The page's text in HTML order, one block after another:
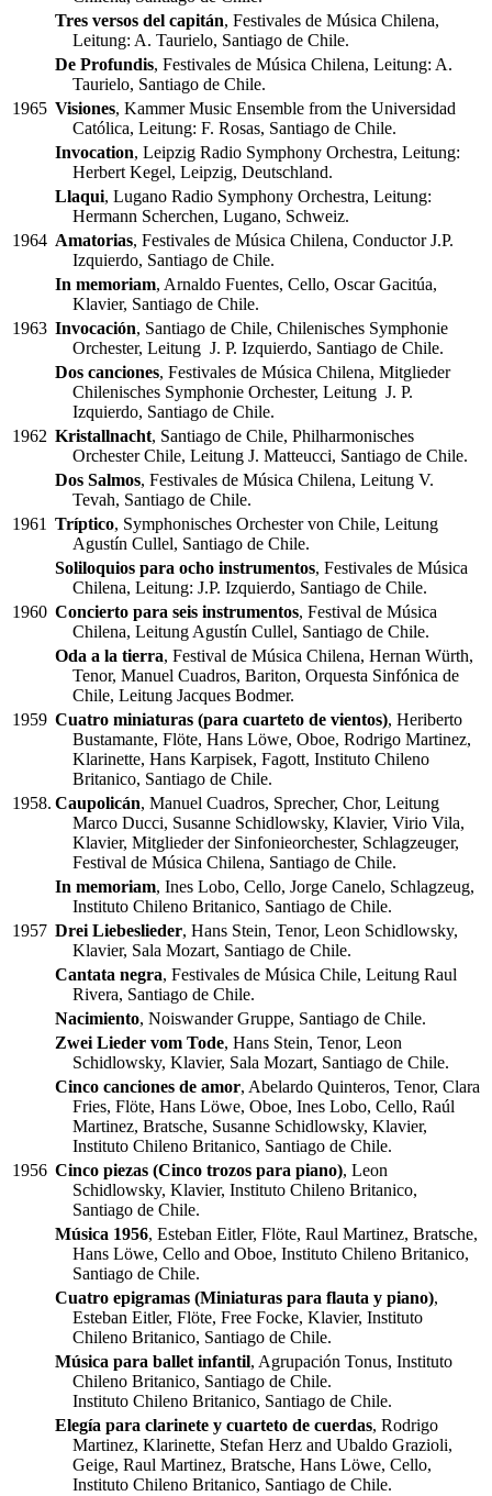
Tres versos del capitán, Festivales de Música Chilena,
Leitung: A. Taurielo, Santiago de Chile.
De Profundis, Festivales de Música Chilena, Leitung: A.
Taurielo, Santiago de Chile.
1965 Visiones, Kammer Music Ensemble from the Universidad
Católica, Leitung: F. Rosas, Santiago de Chile.
Invocation, Leipzig Radio Symphony Orchestra, Leitung:
Herbert Kegel, Leipzig, Deutschland.
Llaqui, Lugano Radio Symphony Orchestra, Leitung:
Hermann Scherchen, Lugano, Schweiz.
1964 Amatorias, Festivales de Música Chilena, Conductor J.P.
Izquierdo, Santiago de Chile.
In memoriam, Arnaldo Fuentes, Cello, Oscar Gacitúa,
Klavier, Santiago de Chile.
1963 Invocación, Santiago de Chile, Chilenisches Symphonie
Orchester, Leitung J. P. Izquierdo, Santiago de Chile.
Dos canciones, Festivales de Música Chilena, Mitglieder
Chilenisches Symphonie Orchester, Leitung J. P.
Izquierdo, Santiago de Chile.
1962 Kristallnacht, Santiago de Chile, Philharmonisches
Orchester Chile, Leitung J. Matteucci, Santiago de Chile.
Dos Salmos, Festivales de Música Chilena, Leitung V.
Tevah, Santiago de Chile.
1961 Tríptico, Symphonisches Orchester von Chile, Leitung
Agustín Cullel, Santiago de Chile.
Soliloquios para ocho instrumentos, Festivales de Música
Chilena, Leitung: J.P. Izquierdo, Santiago de Chile.
1960 Concierto para seis instrumentos, Festival de Música
Chilena, Leitung Agustín Cullel, Santiago de Chile.
Oda a la tierra, Festival de Música Chilena, Hernan Würth,
Tenor, Manuel Cuadros, Bariton, Orquesta Sinfónica de
Chile, Leitung Jacques Bodmer.
1959 Cuatro miniaturas (para cuarteto de vientos), Heriberto
Bustamante, Flöte, Hans Löwe, Oboe, Rodrigo Martinez,
Klarinette, Hans Karpisek, Fagott, Instituto Chileno
Britanico, Santiago de Chile.
1958. Caupolicán, Manuel Cuadros, Sprecher, Chor, Leitung
Marco Ducci, Susanne Schidlowsky, Klavier, Virio Vila,
Klavier, Mitglieder der Sinfonieorchester, Schlagzeuger,
Festival de Música Chilena, Santiago de Chile.
In memoriam, Ines Lobo, Cello, Jorge Canelo, Schlagzeug,
Instituto Chileno Britanico, Santiago de Chile.
1957 Drei Liebeslieder, Hans Stein, Tenor, Leon Schidlowsky,
Klavier, Sala Mozart, Santiago de Chile.
Cantata negra, Festivales de Música Chile, Leitung Raul
Rivera, Santiago de Chile.
Nacimiento, Noiswander Gruppe, Santiago de Chile.
Zwei Lieder vom Tode, Hans Stein, Tenor, Leon
Schidlowsky, Klavier, Sala Mozart, Santiago de Chile.
Cinco canciones de amor, Abelardo Quinteros, Tenor, Clara
Fries, Flöte, Hans Löwe, Oboe, Ines Lobo, Cello, Raúl
Martinez, Bratsche, Susanne Schidlowsky, Klavier,
Instituto Chileno Britanico, Santiago de Chile.
1956 Cinco piezas (Cinco trozos para piano), Leon
Schidlowsky, Klavier, Instituto Chileno Britanico,
Santiago de Chile.
Música 1956, Esteban Eitler, Flöte, Raul Martinez, Bratsche,
Hans Löwe, Cello and Oboe, Instituto Chileno Britanico,
Santiago de Chile.
Cuatro epigramas (Miniaturas para flauta y piano),
Esteban Eitler, Flöte, Free Focke, Klavier, Instituto
Chileno Britanico, Santiago de Chile.
Música para ballet infantil, Agrupación Tonus, Instituto
Chileno Britanico, Santiago de Chile.
Instituto Chileno Britanico, Santiago de Chile.
Elegía para clarinete y cuarteto de cuerdas, Rodrigo
Martinez, Klarinette, Stefan Herz and Ubaldo Grazioli,
Geige, Raul Martinez, Bratsche, Hans Löwe, Cello,
Instituto Chileno Britanico, Santiago de Chile.